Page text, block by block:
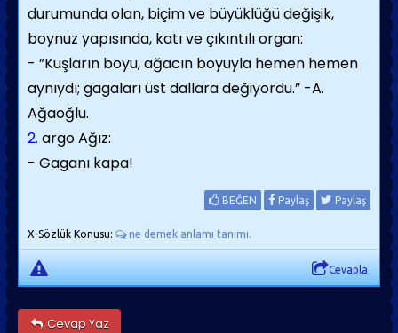
durumunda olan, biçim ve büyüklüğü değişik,
boynuz yapısında, katı ve çıkıntılı organ:
- ”Kuşların boyu, ağacın boyuyla hemen hemen
aynıydı; gagaları üst dallara değiyordu.” -A.
Ağaoğlu.
2. argo Ağız:
- Gaganı kapa!
BEĞEN Paylaş Paylaş
X-Sözlük Konusu: ne demek anlamı tanımı.
Cevapla
Cevap Yaz